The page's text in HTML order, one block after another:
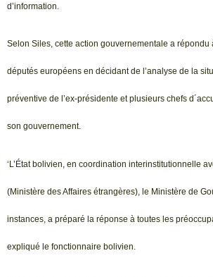
d’information.
Selon Siles, cette action gouvernementale a répondu
députés européens en décidant de l’analyse de la
préventive de l’ex-présidente et plusieurs chefs
son gouvernement.
‘L’État bolivien, en coordination interinstitutionnelle
(Ministère des Affaires étrangères), le Ministère de
instances, a préparé la réponse à toutes les
expliqué le fonctionnaire bolivien.